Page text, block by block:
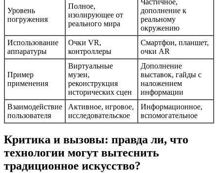
Уровень
погружения
Полное,
изолирующее от
реального мира
Частичное,
дополнение к
реальному
окружению
Использование
аппаратуры
Очки VR,
контроллеры
Смартфон, планшет,
очки AR
Пример
применения
Виртуальные
музеи,
реконструкция
исторических сцен
Дополнение
выставок, гайды с
наложением
информации
Взаимодействие
пользователя
Активное, игровое,
исследовательское
Информационное,
вспомогательное
Критика и вызовы: правда ли, что
технологии могут вытеснить
традиционное искусство?